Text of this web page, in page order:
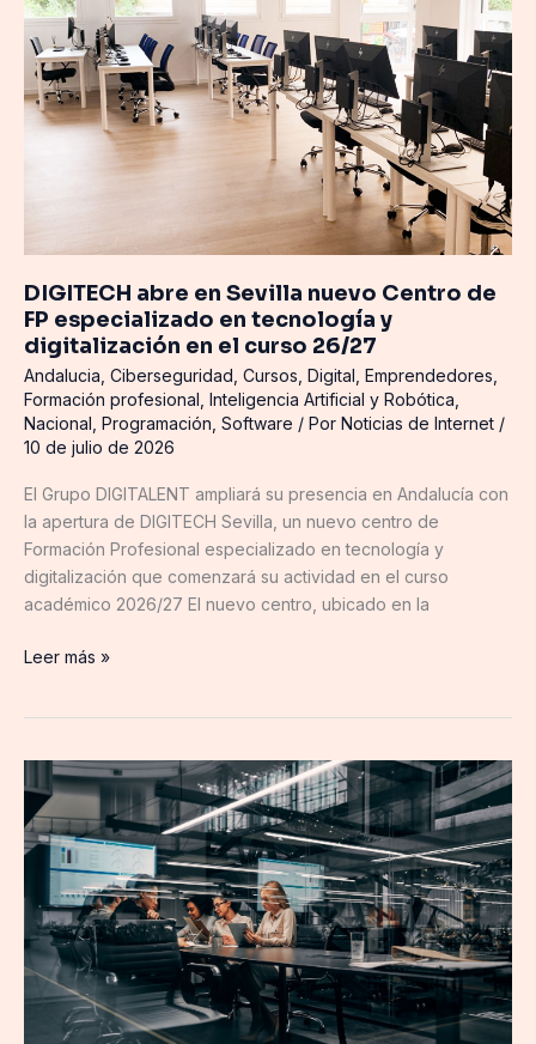
DIGITECH abre en Sevilla nuevo Centro de
FP especializado en tecnología y
digitalización en el curso 26/27
Andalucia Ciberseguridad Cursos Digital Emprendedores
Formación profesional Inteligencia Artificial y Robótica
Nacional Programación Software / Por Noticias de Internet /
10 de julio de 2026
El Grupo DIGITALENT ampliará su presencia en Andalucía con
la apertura de DIGITECH Sevilla, un nuevo centro de
Formación Profesional especializado en tecnología y
digitalización que comenzará su actividad en el curso
académico 2026/27 El nuevo centro, ubicado en la
nuevo
Centro
de
FP
especializado
el
curso
26/27
Leer más »
Virtual
Cable
firma
una
mundial
con
HPE
para
impulsar